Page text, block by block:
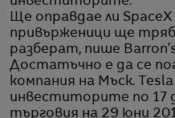
Ще оправдае ли
привърженици ще
разберат, пише
Достатъчно е да се
компания на Мъск.
инвеститорите по 17
търговия на 29 юни